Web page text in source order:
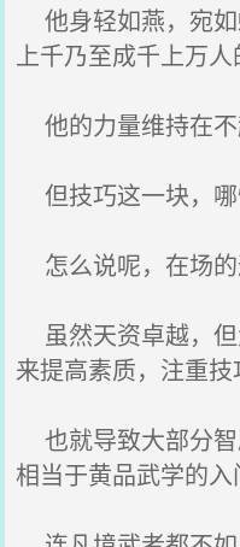
他身轻如燕，宛
上千乃至成千上万人
他的力量维持在不
但技巧这一块，哪
怎么说呢，在场
虽然天资卓越，
来提高素质，注重技
也就导致大部分
相当于黄品武学的入